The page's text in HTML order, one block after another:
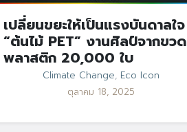
เปลี่ยนขยะให้เป็นแรงบันดาลใจ
“ต้นไม้ PET” งานศิลป์จากขวด
พลาสติก 20,000 ใบ
Climate Change, Eco Icon
ตุลาคม 18, 2025